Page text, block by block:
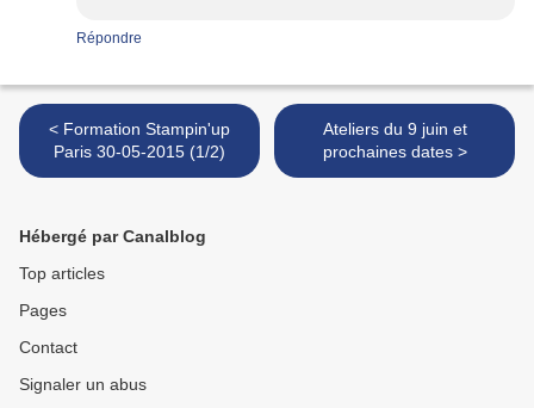
Répondre
< Formation Stampin'up
Paris 30-05-2015 (1/2)
Ateliers du 9 juin et
prochaines dates >
Hébergé par Canalblog
Top articles
Pages
Contact
Signaler un abus